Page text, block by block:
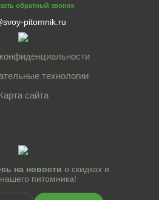
обратный звонок
pitomnik.ru
технологии
сайта
на новости о скидках и
питомника!